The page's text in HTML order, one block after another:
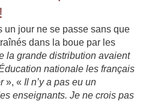
un jour ne se passe sans que
dans la boue par les
la grande distribution avaient
nationale les français
», « Il n’y a pas eu un
enseignants. Je ne crois pas